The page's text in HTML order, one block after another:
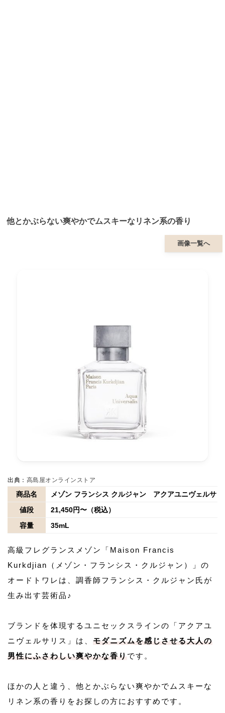
他とかぶらない爽やかでムスキーなリネン系の香り
画像一覧へ
出典： 高島屋オンラインストア
商品名
メゾン フランシス クルジャン アクアユニヴェルサ
値段
21,450円〜（税込）
容量
35mL
高級フレグランスメゾン「Maison Francis
Kurkdjian（メゾン・フランシス・クルジャン）」の
オードトワレは、調香師フランシス・クルジャン氏が
生み出す芸術品♪
ブランドを体現するユニセックスラインの「アクアユ
ニヴェルサリス」は、 モダニズムを感じさせる大人の
男性にふさわしい爽やかな香り です。
ほかの人と違う、他とかぶらない爽やかでムスキーな
リネン系の香りをお探しの方におすすめです。